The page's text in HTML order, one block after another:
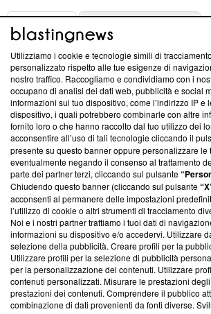
ABOUT
Questa sezione offre informazioni
News, sui nostri processi editoriali e su
creare news di qualità. Inoltre, afferma la
‘Trust Project - News with Integrity’Blasting
ancora membro del programma, ma ha
parte; Trust Project non ha ancora
conformità agli standard.
Su di noi
Team editoriale
Corporate
Redazione
Informativa Privacy
Cookie Policy
Utilizziamo i cookie e tecnologie simili di
personalizzato rispetto alle tue esigenze di
nostro traffico. Raccogliamo e condividiamo con i
occupano di analisi dei dati web, pubblicità e social
informazioni sul tuo dispositivo, come l’indirizzo IP e
dispositivo, i quali potrebbero combinarle con altre
fornito loro o che hanno raccolto dal tuo utilizzo dei
acconsentire all’uso di tali tecnologie cliccando il
presente su questo banner oppure personalizzare le
eventualmente negando il consenso al trattamento
parte dei partner terzi, cliccando sul pulsante
Chiudendo questo banner (cliccando sul pulsante
acconsenti al permanere delle impostazioni
l’utilizzo di cookie o altri strumenti di tracciamento
Noi e i nostri partner trattiamo i tuoi dati di
informazioni su dispositivo e/o accedervi. Utilizzare
selezione della pubblicità. Creare profili per la
Utilizzare profili per la selezione di pubblicità
per la personalizzazione dei contenuti. Utilizzare
contenuti personalizzati. Misurare le prestazioni
prestazioni dei contenuti. Comprendere il pubblico
combinazione di dati provenienti da fonti diverse.